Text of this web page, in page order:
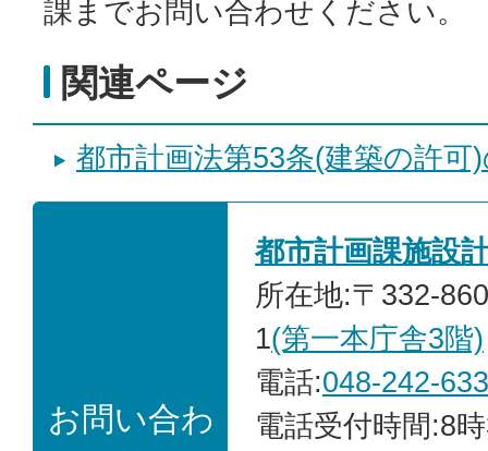
課までお問い合わせください。
関連ページ
都市計画法第53条(建築の許可
お問い合わ
都市計画課施設
所在地:〒332-
1(第一本庁舎3階)
電話:048-242-
電話受付時間:8